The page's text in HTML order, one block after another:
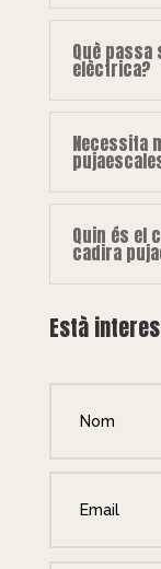
Què
elèctrica?
Necessita
Quin és el
cadira
Està